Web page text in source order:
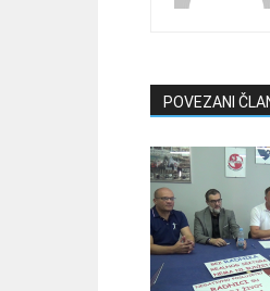
POVEZANI